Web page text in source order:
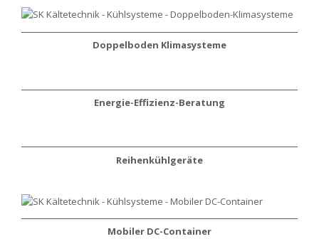
Doppelboden Klimasysteme
Energie-Effizienz-Beratung
Reihenkühlgeräte
Mobiler DC-Container